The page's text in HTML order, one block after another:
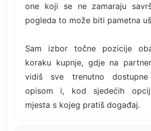
one koji se ne zamaraju
pogleda to može biti pametna
Sam izbor točne pozicije
koraku kupnje, gdje na
vidiš sve trenutno
opisom i, kod sjedećih
mjesta s kojeg pratiš događaj.